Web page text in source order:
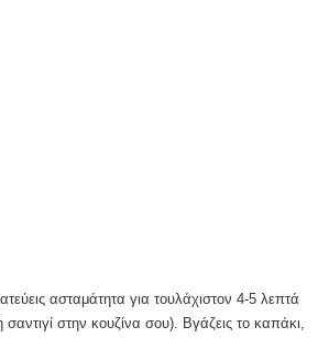
ασταμάτητα για τουλάχιστον 4-5 λεπτά
στην κουζίνα σου). Βγάζεις το καπάκι,